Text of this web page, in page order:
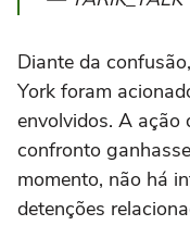
Diante da
York foram
envolvidos. A ação
confronto
momento, não há
detenções